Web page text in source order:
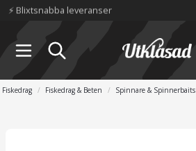
📦 Fraktfritt över 699 kr
Fiskedrag Fiskedrag & Beten Spinnare & Spinnerbaits